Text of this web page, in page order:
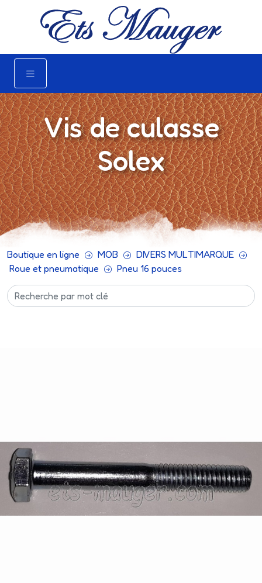
Vis de culasse
Solex
Boutique en ligne MOB
DIVERS MULTIMARQUE
Roue et pneumatique
Pneu 16 pouces